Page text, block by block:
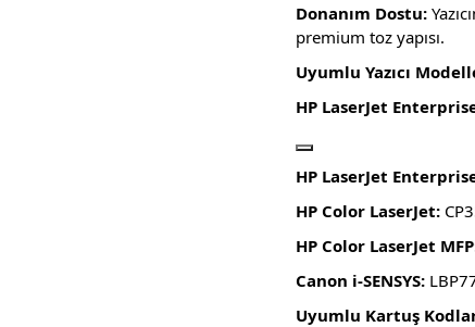
Donanım Dostu:
premium toz yapısı.
Uyumlu Yazıcı
HP LaserJet
HP LaserJet
HP Color LaserJet:
HP Color LaserJet
Canon i-SENSYS:
Uyumlu Kartuş